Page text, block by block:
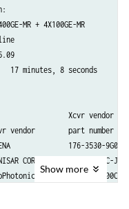
MR + 4X100GE-MR
Xcvr vendor
vendor        part number
176-3530-
CORP       FTL410QE4C-
Show more